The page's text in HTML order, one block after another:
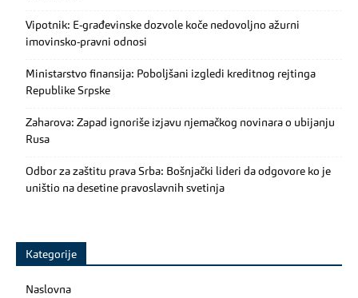
Vipotnik: E-građevinske dozvole koče nedovoljno ažurni
imovinsko-pravni odnosi
Ministarstvo finansija: Poboljšani izgledi kreditnog rejtinga
Republike Srpske
Zaharova: Zapad ignoriše izjavu njemačkog novinara o ubijanju
Rusa
Odbor za zaštitu prava Srba: Bošnjački lideri da odgovore ko je
uništio na desetine pravoslavnih svetinja
Kategorije
Naslovna